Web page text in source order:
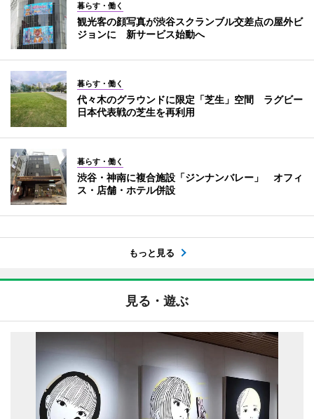
暮らす・働く
観光客の顔写真が渋谷スクランブル交差点の屋外ビ
ジョンに 新サービス始動へ
暮らす・働く
代々木のグラウンドに限定「芝生」空間 ラグビー
日本代表戦の芝生を再利用
暮らす・働く
渋谷・神南に複合施設「ジンナンバレー」 オフィ
ス・店舗・ホテル併設
もっと見る
見る・遊ぶ